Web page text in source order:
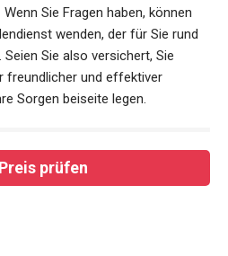
Sie Fragen haben, können
wenden, der für Sie rund
Sie also versichert, Sie
freundlicher und effektiver
Sorgen beiseite legen.
Preis prüfen